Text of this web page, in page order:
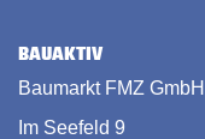
BAUAKTIV
Baumarkt FMZ GmbH
Im Seefeld 9